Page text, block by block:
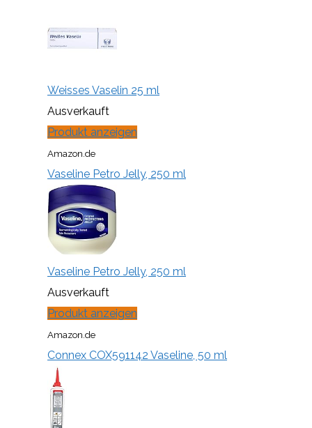
Weisses Vaselin 25 ml
Ausverkauft
Produkt anzeigen
Amazon.de
Vaseline Petro Jelly, 250 ml
Vaseline Petro Jelly, 250 ml
Ausverkauft
Produkt anzeigen
Amazon.de
Connex COX591142 Vaseline, 50 ml